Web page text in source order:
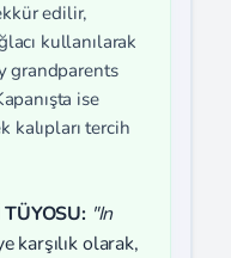
edilir,
kullanılarak
grandparents
ise
kalıpları tercih
"In
karşılık olarak,